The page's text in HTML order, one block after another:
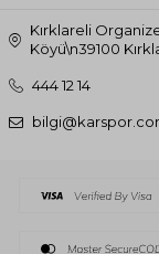
Kırklareli
Köyü\n39100
444 12 14